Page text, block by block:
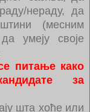
нераду, да
(месним
умеју своје
питање како
за
шта хоће или